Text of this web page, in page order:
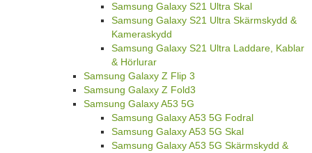
Samsung Galaxy S21 Ultra Skal
Samsung Galaxy S21 Ultra Skärmskydd &
Kameraskydd
Samsung Galaxy S21 Ultra Laddare, Kablar
& Hörlurar
Samsung Galaxy Z Flip 3
Samsung Galaxy Z Fold3
Samsung Galaxy A53 5G
Samsung Galaxy A53 5G Fodral
Samsung Galaxy A53 5G Skal
Samsung Galaxy A53 5G Skärmskydd &